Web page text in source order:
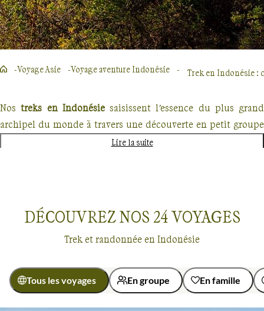
Voyage Asie Voyage aventure Indonésie Trek en Indonésie :
Nostreks en Indonésiesaisissent l’essence du plus grand
archipel du monde à travers une découverte en petit groupe
de ses cultures et de ses paysages.
d’une balade balinaise, votre guide ressuscite le charme
mer de rizières. Il s’agit des somptueuses demeures
ornementées du peuple toraja. A Java, terre de temples et de
Lire la suite
DÉCOUVREZ NOS 24VOYAGES
Trek et randonnée en Indonésie
Tous les voyages En groupe En famille